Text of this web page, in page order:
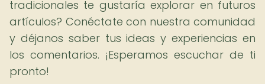
tradicionales te gustaría explorar en futuros
artículos? Conéctate con nuestra comunidad
y déjanos saber tus ideas y experiencias en
los comentarios. ¡Esperamos escuchar de ti
pronto!